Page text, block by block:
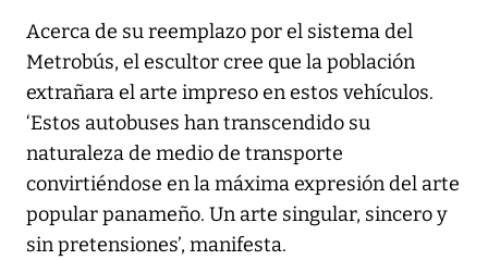
Acerca de su reemplazo por el sistema del
Metrobús, el escultor cree que la población
extrañara el arte impreso en estos vehículos.
‘Estos autobuses han transcendido su
naturaleza de medio de transporte
convirtiéndose en la máxima expresión del arte
popular panameño. Un arte singular, sincero y
sin pretensiones’, manifesta.